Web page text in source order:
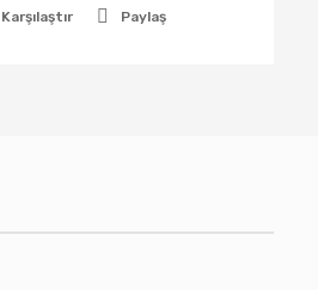
Karşılaştır Paylaş